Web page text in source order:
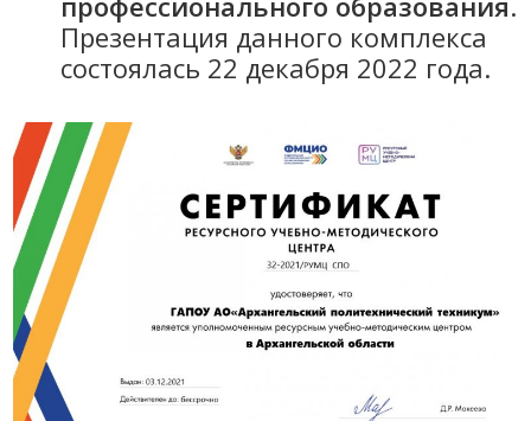
Презентация данного комплекса
состоялась 22 декабря 2022 года.